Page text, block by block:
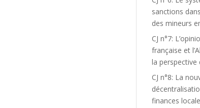
sanctions
des mineurs
CJ n°7:
française et
la perspective
CJ n°8: La
finances